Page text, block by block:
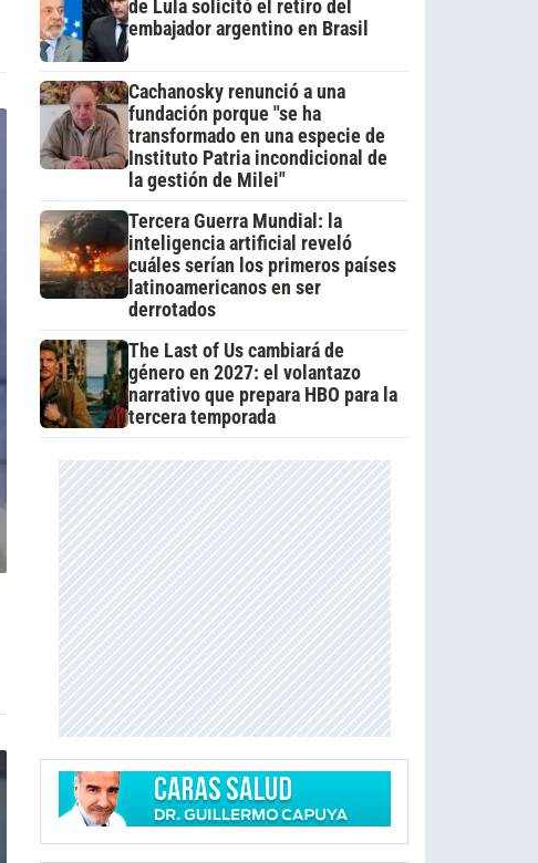
de Lula solicitó el retiro del
embajador argentino en Brasil
Cachanosky renunció a una
fundación porque "se ha
transformado en una especie de
Instituto Patria incondicional de
la gestión de Milei"
Tercera Guerra Mundial: la
inteligencia artificial reveló
cuáles serían los primeros países
latinoamericanos en ser
derrotados
The Last of Us cambiará de
género en 2027: el volantazo
narrativo que prepara HBO para la
tercera temporada